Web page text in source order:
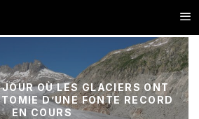
OÙ LES GLACIERS ONT
D’UNE FONTE RECORD
EN COURS